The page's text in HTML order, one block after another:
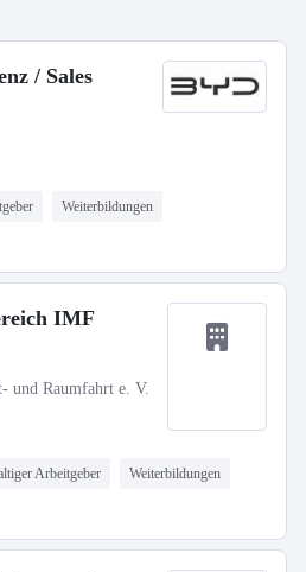
/ Sales
Weiterbildungen
IMF
und Raumfahrt e. V.
Arbeitgeber Weiterbildungen